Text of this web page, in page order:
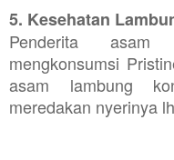
5. Kesehatan
Penderita
mengkonsumsi
asam lambung
meredakan nyerinya